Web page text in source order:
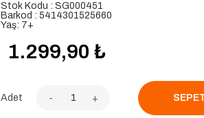
Stok Kodu : SG000451
Barkod : 5414301525660
Yaş: 7+
1.299,90 ₺
Adet +
-